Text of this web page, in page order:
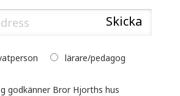
lärare/pedagog
godkänner Bror Hjorths hus